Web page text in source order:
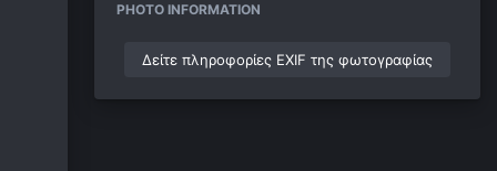
PHOTO INFORMATION
Δείτε πληροφορίες EXIF της φωτογραφίας